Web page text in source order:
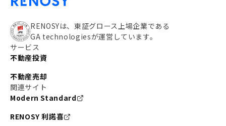
RENOSYは、東証グロース上場企業である
GA technologiesが運営しています。
サービス
不動産投資
不動産売却
関連サイト
Modern Standard
RENOSY 利諾喜